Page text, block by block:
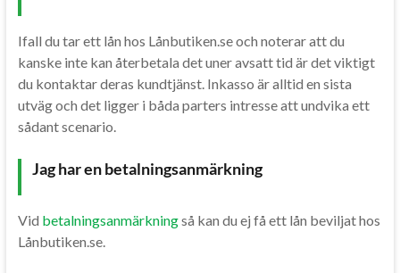
Ifall du tar ett lån hos Lånbutiken.se och noterar att du
kanske inte kan återbetala det uner avsatt tid är det viktigt
du kontaktar deras kundtjänst. Inkasso är alltid en sista
utväg och det ligger i båda parters intresse att undvika ett
sådant scenario.
Jag har en betalningsanmärkning
Vid betalningsanmärkningså kan du ej få ett lån beviljat hos
Lånbutiken.se.